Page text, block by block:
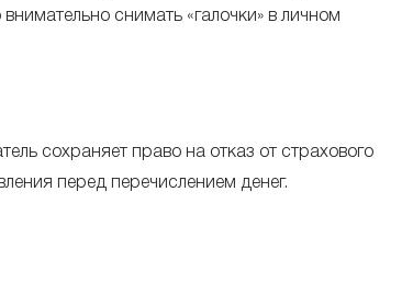
снимать «галочки» в личном
сохраняет право на отказ от страхового
перед перечислением денег.